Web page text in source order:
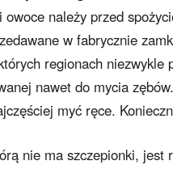
należy przed
w fabrycznie
regionach
nawet do mycia
myć ręce.
nie ma szczepionki, jest